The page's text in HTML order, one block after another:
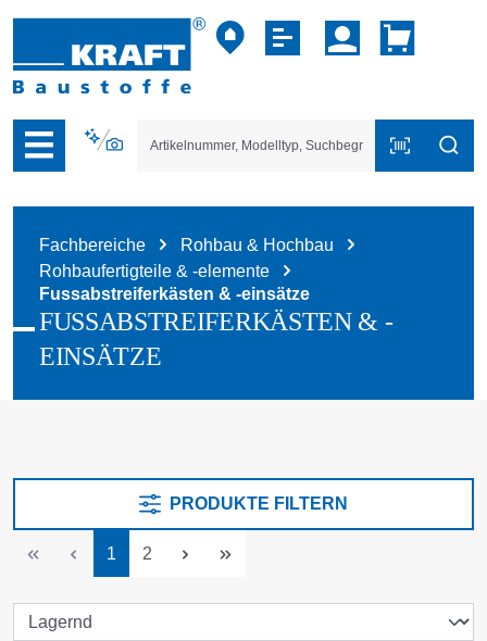
der B2B-Plattform springen
Fachbereiche
Rohbau & Hochbau
Rohbaufertigteile & -elemente
Fussabstreiferkästen & -einsätze
FUSSABSTREIFERKÄSTEN & -
EINSÄTZE
PRODUKTE FILTERN
Seite
1 Seite
2